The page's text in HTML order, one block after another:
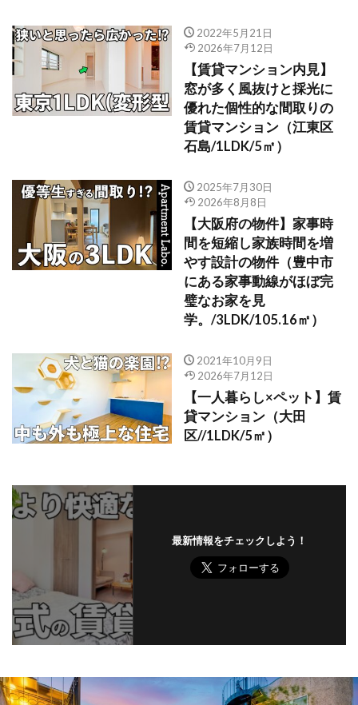
2022年5月21日
2026年7月12日
【賃貸マンション内見】
窓が多く風抜けと採光に
優れた個性的な間取りの
賃貸マンション（江東区
石島/1LDK/5㎡）
2025年7月30日
2026年8月8日
【大阪府の物件】家事時
間を短縮し家族時間を増
やす設計の物件（豊中市
にある家事動線がほぼ完
璧なお家を見
学。/3LDK/105.16㎡）
2021年10月9日
2026年7月12日
【一人暮らし×ペット】賃
貸マンション（大田
区//1LDK/5㎡）
最新情報をチェックしよう！